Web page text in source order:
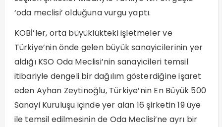
‘oda meclisi’ olduğuna vurgu yaptı.
KOBİ’ler, orta büyüklükteki işletmeler ve
Türkiye’nin önde gelen büyük sanayicilerinin yer
aldığı KSO Oda Meclisi’nin sanayicileri temsil
itibariyle dengeli bir dağılım gösterdiğine işaret
eden Ayhan Zeytinoğlu, Türkiye’nin En Büyük 500
Sanayi Kuruluşu içinde yer alan 16 şirketin 19 üye
ile temsil edilmesinin de Oda Meclisi’ne ayrı bir